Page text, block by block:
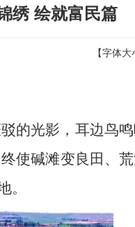
绣 绘就富民篇
【字体大
的光影，耳边鸟
使碱滩变良田、
。